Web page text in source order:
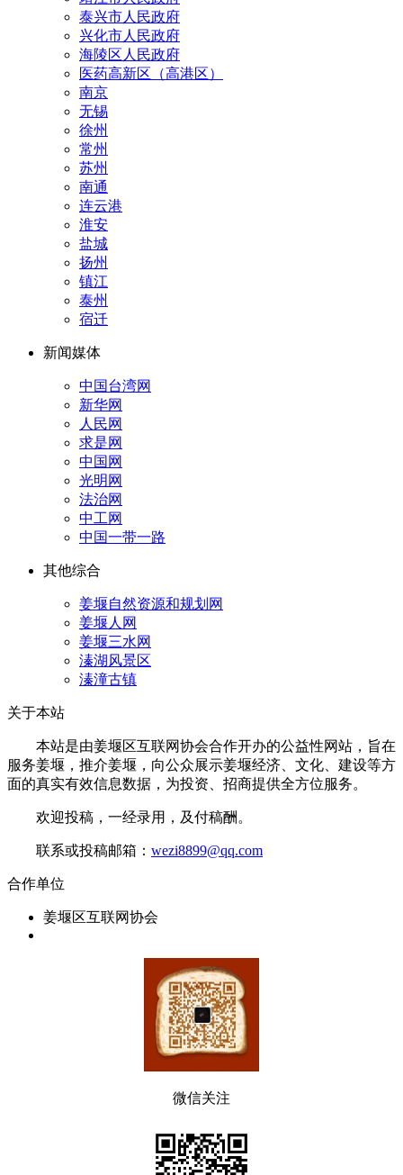
泰兴市人民政府
兴化市人民政府
海陵区人民政府
医药高新区（高港区）
南京
无锡
徐州
常州
苏州
南通
连云港
淮安
盐城
扬州
镇江
泰州
宿迁
新闻媒体
中国台湾网
新华网
人民网
求是网
中国网
光明网
法治网
中工网
中国一带一路
其他综合
姜堰自然资源和规划网
姜堰人网
姜堰三水网
溱湖风景区
溱潼古镇
关于本站
本站是由姜堰区互联网协会合作开办的公益性网站，旨在
服务姜堰，推介姜堰，向公众展示姜堰经济、文化、建设等方
面的真实有效信息数据，为投资、招商提供全方位服务。
欢迎投稿，一经录用，及付稿酬。
联系或投稿邮箱： wezi8899@qq.com
合作单位
姜堰区互联网协会
微信关注